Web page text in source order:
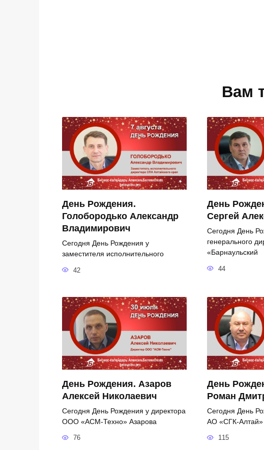
Вам
День Рождения.
Голобородько Александр
Владимирович
Сегодня День Рождения у
заместителя исполнительного
42
День
Сергей
Сегодня День
генерального
«Барнаульский
44
День Рождения. Азаров
Алексей Николаевич
Сегодня День Рождения у директора
ООО «АСМ-Техно» Азарова
76
День
Роман
Сегодня День
АО «СГК-
115